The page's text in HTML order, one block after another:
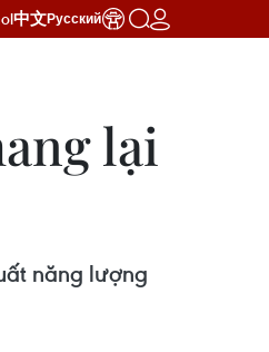
中文Русский
lại
năng lượng